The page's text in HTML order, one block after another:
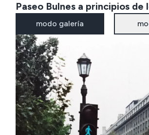
Paseo Bulnes a principios de
modo galería